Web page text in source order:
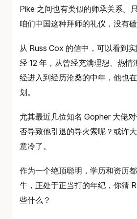
Pike 之间也有类似的师承关系。
咱们中国这种拜师的礼仪，没有磕
从 Russ Cox 的信中，可以看到
经 12 年，从曾经充满理想、热情
经进入到经历沧桑的中年，他也
划。
尤其最近几位知名 Gopher 大佬
否导致他引退的导火索呢？或许
意冷了。
作为一个绝顶聪明，学历和资历
牛，正处于正当打的年纪，你猜
些什么？